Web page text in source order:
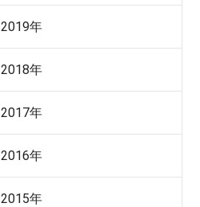
2019年
2018年
2017年
2016年
2015年